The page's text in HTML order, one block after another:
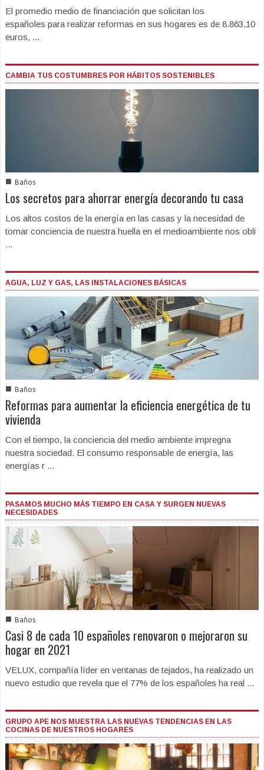
El promedio medio de financiación que solicitan los
españoles para realizar reformas en sus hogares es de 8.863,10
euros, ...
CAMBIA TUS COSTUMBRES POR HÁBITOS SOSTENIBLES
■ Baños
Los secretos para ahorrar energía decorando tu casa
Los altos costos de la energía en las casas y la necesidad de
tomar conciencia de nuestra huella en el medioambiente nos obli
...
AGUA, LUZ Y GAS, LAS INSTALACIONES BÁSICAS
■ Baños
Reformas para aumentar la eficiencia energética de tu
vivienda
Con el tiempo, la conciencia del medio ambiente impregna
nuestra sociedad. El consumo responsable de energía, las
energías r ...
PASAMOS MUCHO MÁS TIEMPO EN CASA Y SURGEN NUEVAS
NECESIDADES
■ Baños
Casi 8 de cada 10 españoles renovaron o mejoraron su
hogar en 2021
VELUX, compañía líder en ventanas de tejados, ha realizado un
nuevo estudio que revela que el 77% de los españoles ha real ...
GRUPO APE NOS MUESTRA LAS NUEVAS TENDENCIAS EN LAS
COCINAS DE NUESTROS HOGARES